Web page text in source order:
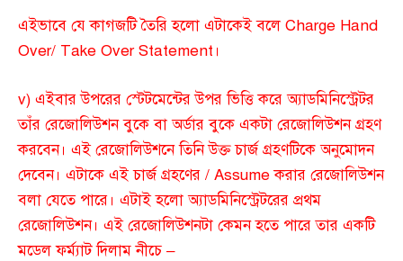
এইভাবে যে কাগজটি তৈরি হলো এটাকেই বলে Charge Hand
Over/ Take Over Statement।
v) এইবার উপরের স্টেটমেন্টের উপর ভিত্তি করে অ্যাডমিনিস্ট্রেটর
তাঁর রেজোলিউশন বুকে বা অর্ডার বুকে একটা রেজোলিউশন গ্রহণ
করবেন। এই রেজোলিউশনে তিনি উক্ত চার্জ গ্রহণটিকে অনুমোদন
দেবেন। এটাকে এই চার্জ গ্রহণের / Assume করার রেজোলিউশন
বলা যেতে পারে। এটাই হলো অ্যাডমিনিস্ট্রেটরের প্রথম
রেজোলিউশন। এই রেজোলিউশনটা কেমন হতে পারে তার একটি
মডেল ফর্ম্যাট দিলাম নীচে –